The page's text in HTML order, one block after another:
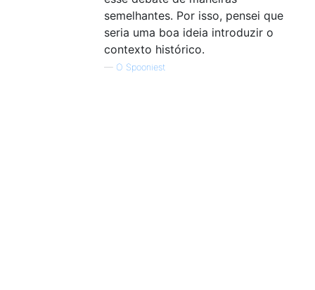
semelhantes. Por isso, pensei que
seria uma boa ideia introduzir o
contexto histórico.
— O Spooniest